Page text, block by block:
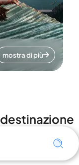
mostra di più